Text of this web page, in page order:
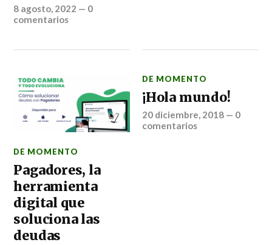
8 agosto, 2022 — 0
comentarios
DE MOMENTO
Pagadores, la
herramienta
digital que
soluciona las
deudas
DE MOMENTO
¡Hola mundo!
20 diciembre, 2018 — 0
comentarios